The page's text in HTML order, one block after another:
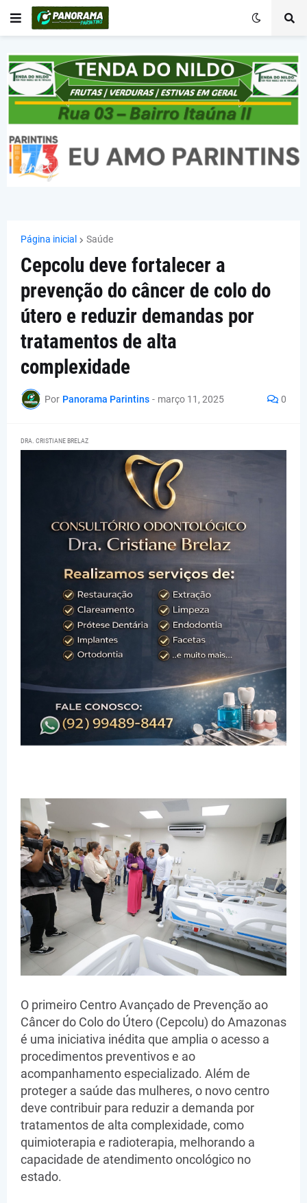
Página inicial Saúde
Cepcolu deve fortalecer a
prevenção do câncer de colo do
útero e reduzir demandas por
tratamentos de alta
complexidade
Por Panorama Parintins - março 11, 2025 0
DRA. CRISTIANE BRELAZ
O primeiro Centro Avançado de Prevenção ao
Câncer do Colo do Útero (Cepcolu) do Amazonas
é uma iniciativa inédita que amplia o acesso a
procedimentos preventivos e ao
acompanhamento especializado. Além de
proteger a saúde das mulheres, o novo centro
deve contribuir para reduzir a demanda por
tratamentos de alta complexidade, como
quimioterapia e radioterapia, melhorando a
capacidade de atendimento oncológico no
estado.